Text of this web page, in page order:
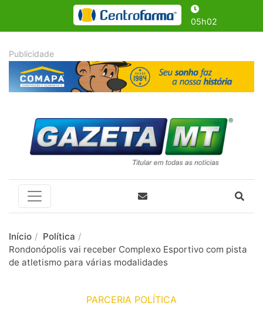
05h02
Início
Política
Rondonópolis vai receber Complexo Esportivo com pista
de atletismo para várias modalidades
PARCERIA POLÍTICA